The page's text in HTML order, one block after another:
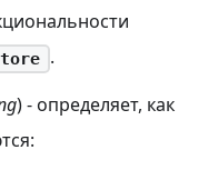
.
) - определяет, как